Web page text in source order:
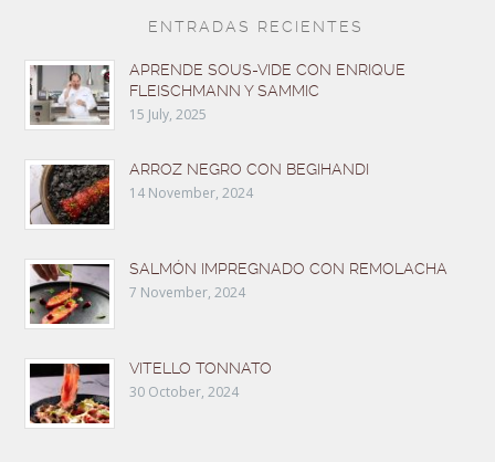
ENTRADAS RECIENTES
APRENDE SOUS-VIDE CON ENRIQUE
FLEISCHMANN Y SAMMIC
15 July, 2025
ARROZ NEGRO CON BEGIHANDI
14 November, 2024
SALMÓN IMPREGNADO CON REMOLACHA
7 November, 2024
VITELLO TONNATO
30 October, 2024